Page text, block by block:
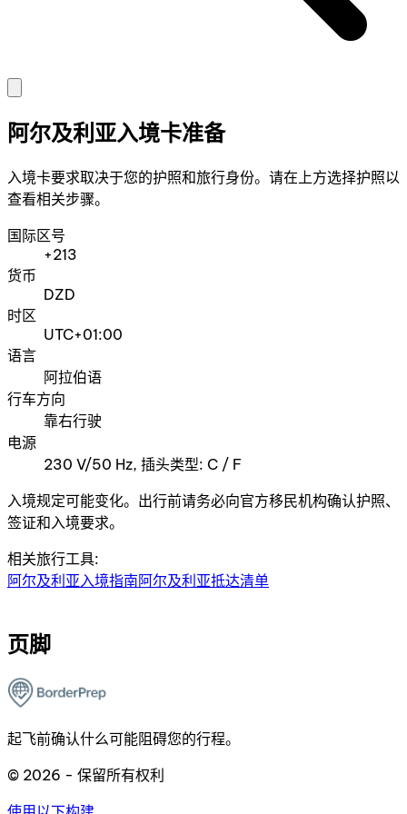
阿尔及利亚入境卡准备
入境卡要求取决于您的护照和旅行身份。请在上方选择护照以
查看相关步骤。
国际区号
+213
货币
DZD
时区
UTC+01:00
语言
阿拉伯语
行车方向
靠右行驶
电源
230 V/50 Hz, 插头类型: C / F
入境规定可能变化。出行前请务必向官方移民机构确认护照、
签证和入境要求。
相关旅行工具:
阿尔及利亚入境指南阿尔及利亚抵达清单
页脚
起飞前确认什么可能阻碍您的行程。
© 2026 - 保留所有权利